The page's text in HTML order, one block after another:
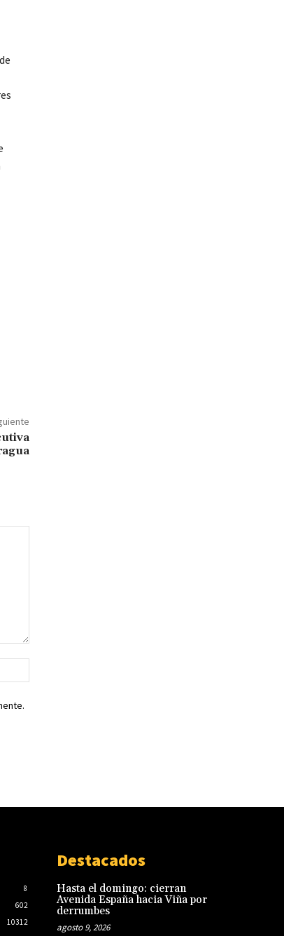
web:
8
602
10312
Destacados
Hasta el domingo: cierran
Avenida España hacia Viña por
derrumbes
agosto 9, 2026